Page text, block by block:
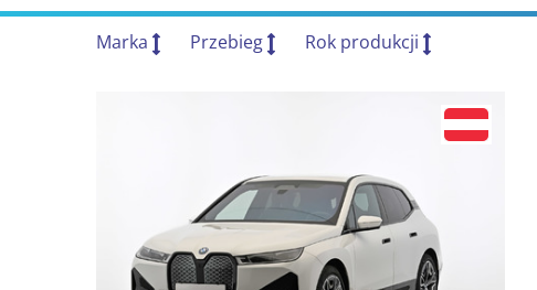
Marka Przebieg Rok produkcji